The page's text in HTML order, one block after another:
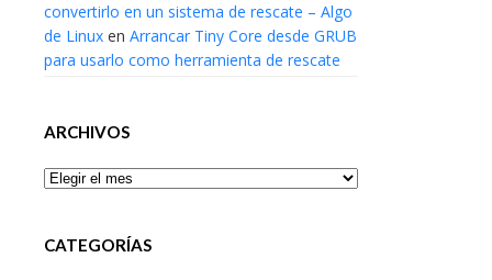
convertirlo en un sistema de rescate – Algo
de Linux en Arrancar Tiny Core desde GRUB
para usarlo como herramienta de rescate
ARCHIVOS
Archivos
CATEGORÍAS